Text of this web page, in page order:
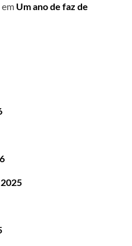
em Um ano de faz de